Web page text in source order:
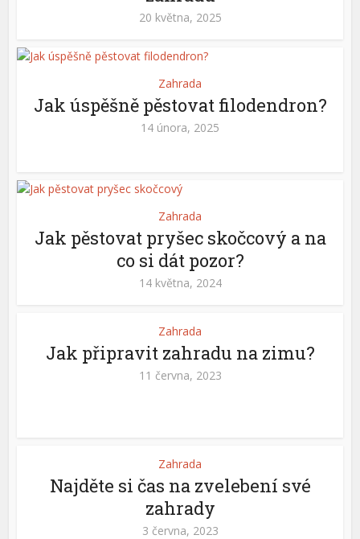
20 května, 2025
Zahrada
Jak úspěšně pěstovat filodendron?
14 února, 2025
Zahrada
Jak pěstovat pryšec skočcový a na
co si dát pozor?
14 května, 2024
Zahrada
Jak připravit zahradu na zimu?
11 června, 2023
Zahrada
Najděte si čas na zvelebení své
zahrady
3 června, 2023